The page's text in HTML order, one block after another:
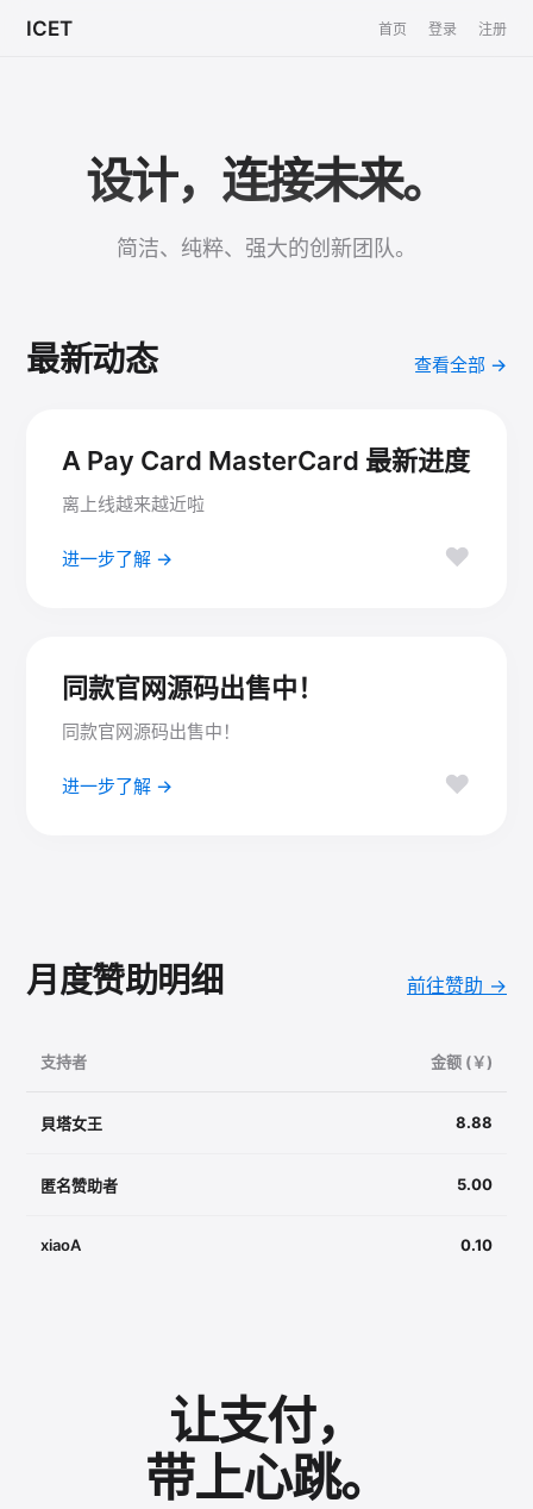
ICET 首页 登录 注册
设计，连接未来。
简洁、纯粹、强大的创新团队。
最新动态 查看全部 →
A Pay Card MasterCard 最新进度
离上线越来越近啦
进一步了解 → ♥
同款官网源码出售中！
同款官网源码出售中！
进一步了解 → ♥
月度赞助明细 前往赞助 →
支持者 金额 (￥)
貝塔女王 8.88
匿名赞助者 5.00
xiaoA 0.10
让支付，
带上心跳。